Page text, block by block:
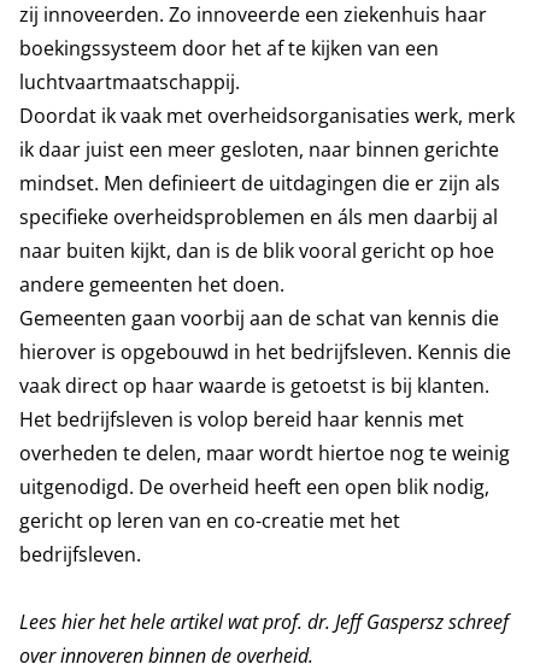
zij innoveerden. Zo innoveerde een ziekenhuis haar
boekingssysteem door het af te kijken van een
luchtvaartmaatschappij.
Doordat ik vaak met overheidsorganisaties werk, merk
ik daar juist een meer gesloten, naar binnen gerichte
mindset. Men definieert de uitdagingen die er zijn als
specifieke overheidsproblemen en áls men daarbij al
naar buiten kijkt, dan is de blik vooral gericht op hoe
andere gemeenten het doen.
Gemeenten gaan voorbij aan de schat van kennis die
hierover is opgebouwd in het bedrijfsleven. Kennis die
vaak direct op haar waarde is getoetst is bij klanten.
Het bedrijfsleven is volop bereid haar kennis met
overheden te delen, maar wordt hiertoe nog te weinig
uitgenodigd. De overheid heeft een open blik nodig,
gericht op leren van en co-creatie met het
bedrijfsleven.
Lees hier hethele artikelwat prof. dr. Jeff Gaspersz schreef
over innoveren binnen de overheid.